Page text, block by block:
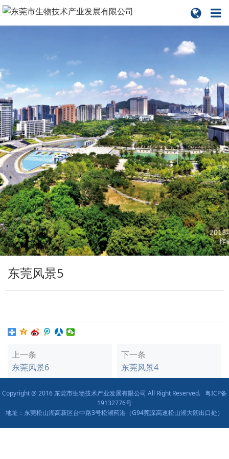
东莞风景5
上一条
东莞风景6
下一条
东莞风景4
Copyright @ 2016 东莞市生物技术产业发展有限公司 All Right Reserved. 粤ICP备
19132776号
地址：东莞松山湖高新区台中路3号松湖药港（G94莞深高速松山湖大朗出口处）